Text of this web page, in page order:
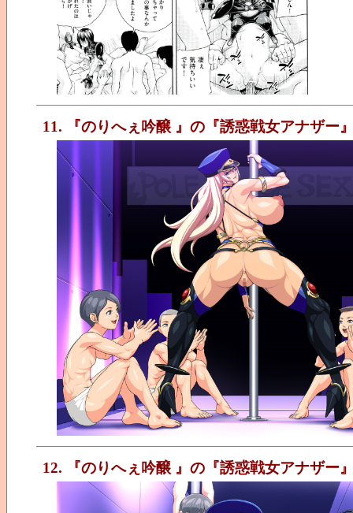
11. 『のりへぇ吟醸 』の『誘惑戦女アナザー
12. 『のりへぇ吟醸 』の『誘惑戦女アナザー